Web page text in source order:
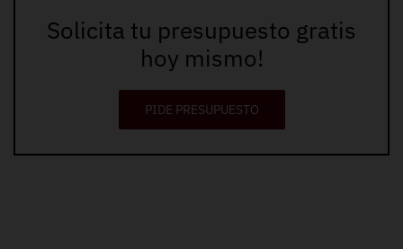
Solicita tu presupuesto gratis
hoy mismo!
PIDE PRESUPUESTO